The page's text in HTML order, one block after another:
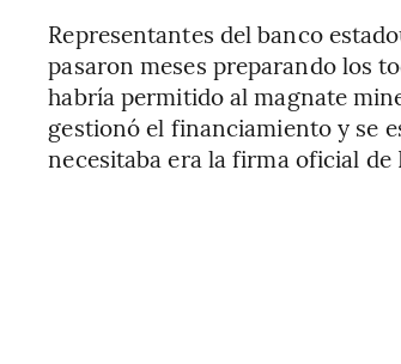
Representantes del banco
pasaron meses preparando los
habría permitido al magnate
gestionó el financiamiento y se
necesitaba era la firma oficial de